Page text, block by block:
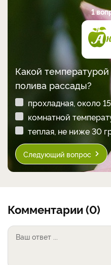
1
Какой
полива рассады?
прохладная, около
комнатной
теплая, не ниже 30
Следующий вопрос
Комментарии (0)